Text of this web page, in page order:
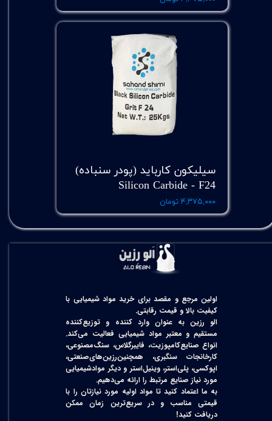
سیلیکون کارباید (پودر سنباده)
Silicon Carbide - F24
۴,۳۷۵,۰۰۰ تومان
اولین مرجع و مقصد برای خرید مواد شیمیایی با
کیفیت بالا و قیمت رقابتی.
الو رزین به عنوان وارد کننده و توزیع‌کننده
مستقیم و معتبر مواد شیمیایی فعالیت می‌کند.
انواع صنایع‌کامپوزیت، فایبرگلاس، سنگ‌مصنوعی،
کارخانجات سنگبری، همچنین‌رزین‌های‌صنعتی،
اپوکسی، پلی‌استر، وینیل‌استر و دیگر مواد‌شیمیایی
مورد نیاز صنایع مرتبط را ارائه می‌دهیم.
به ما اعتماد کنید تا مواد اولیه مورد نیازتان را با
قیمتی مناسب و در سریع‌ترین زمان ممکن
دریافت کنید!​​​​​​​